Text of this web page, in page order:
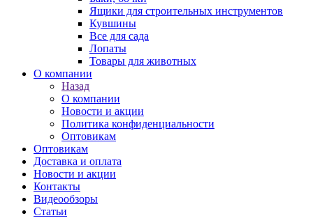
Ящики для строительных инструментов
Кувшины
Все для сада
Лопаты
Товары для животных
О компании
Назад
О компании
Новости и акции
Политика конфиденциальности
Оптовикам
Оптовикам
Доставка и оплата
Новости и акции
Контакты
Видеообзоры
Статьи